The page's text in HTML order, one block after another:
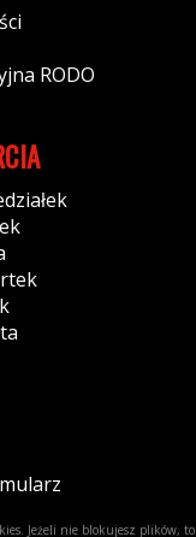
RODO
Jeżeli nie blokujesz plików, to